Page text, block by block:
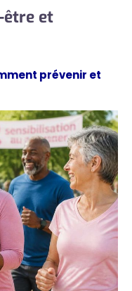
être et
prévenir et